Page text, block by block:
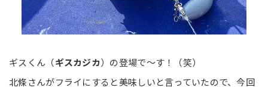
ギスくん（ギスカジカ）の登場で～す！（笑）
北條さんがフライにすると美味しいと言っていたので、今回